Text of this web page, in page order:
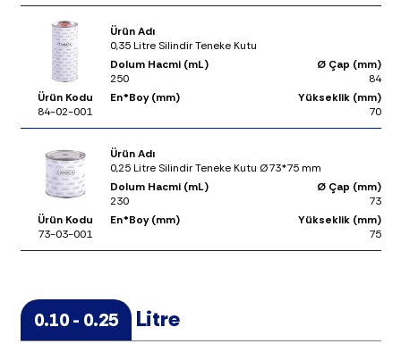
Ürün Adı
0,35 Litre Silindir Teneke Kutu
Dolum Hacmi (mL)
250
Ø Çap (mm)
84
Ürün Kodu
84-02-001
En*Boy (mm)
Yükseklik (mm)
70
Ürün Adı
0,25 Litre Silindir Teneke Kutu Ø73*75 mm
Dolum Hacmi (mL)
230
Ø Çap (mm)
73
Ürün Kodu
73-03-001
En*Boy (mm)
Yükseklik (mm)
75
0.10 - 0.25 Litre